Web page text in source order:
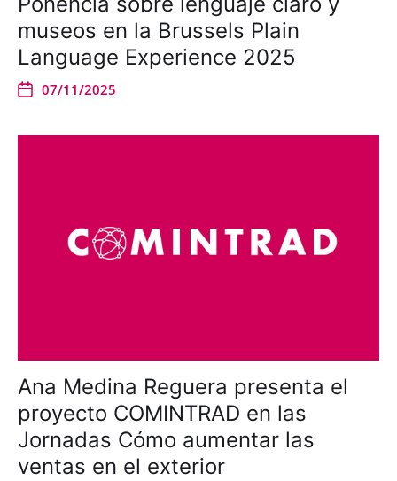
museos en la Brussels Plain
Language Experience 2025
07/11/2025
Ana Medina Reguera presenta el
proyecto COMINTRAD en las
Jornadas Cómo aumentar las
ventas en el exterior